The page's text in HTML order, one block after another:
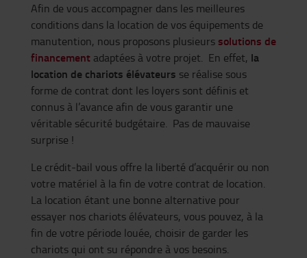
Afin de vous accompagner dans les meilleures
conditions dans la location de vos équipements de
manutention, nous proposons plusieurs solutions de
financement adaptées à votre projet. En effet, la
location de chariots élévateurs se réalise sous
forme de contrat dont les loyers sont définis et
connus à l’avance afin de vous garantir une
véritable sécurité budgétaire. Pas de mauvaise
surprise !
Le crédit-bail vous offre la liberté d’acquérir ou non
votre matériel à la fin de votre contrat de location.
La location étant une bonne alternative pour
essayer nos chariots élévateurs, vous pouvez, à la
fin de votre période louée, choisir de garder les
chariots qui ont su répondre à vos besoins.